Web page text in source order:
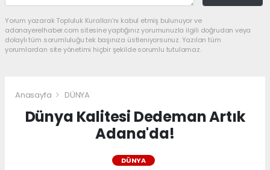
Yorum yazarak Topluluk Kuralları’nı kabul etmiş bulunuyor ve
adanayerelhaber.com sitesine yaptığınız yorumunuzla ilgili doğrudan veya
dolaylı tüm sorumluluğu tek başınıza üstleniyorsunuz. Yazılan tüm
yorumlardan site yönetimi hiçbir şekilde sorumlu tutulamaz.
Anasayfa DÜNYA
Dünya Kalitesi Dedeman Artık
Adana'da!
DÜNYA